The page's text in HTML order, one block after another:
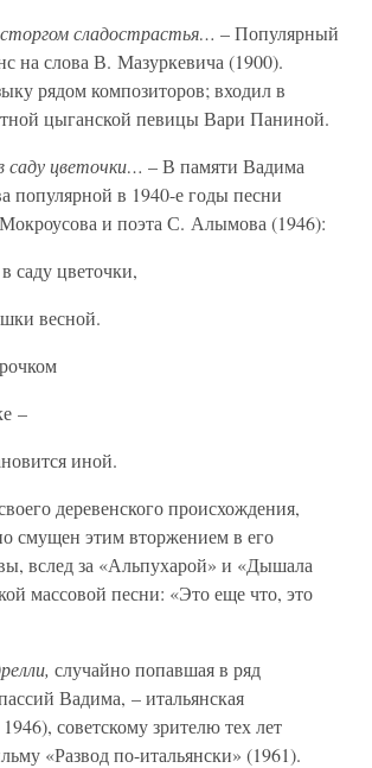
сладострастья… – Популярный
на слова В. Мазуркевича (1900).
рядом композиторов; входил в
цыганской певицы Вари Паниной.
саду цветочки… – В памяти Вадима
популярной в 1940-е годы песни
и поэта С. Алымова (1946):
саду цветочки,
весной.
–
иной.
деревенского происхождения,
смущен этим вторжением в его
вслед за «Альпухарой» и «Дышала
массовой песни: «Это еще что, это
случайно попавшая в ряд
Вадима, – итальянская
советскому зрителю тех лет
«Развод по-итальянски» (1961).